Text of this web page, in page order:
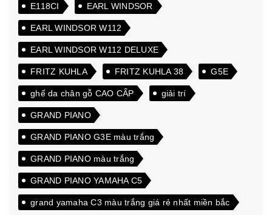
E118CI EARL WINDSOR
EARL WINDSOR W112
EARL WINDSOR W112 DELUXE
FRITZ KUHLA FRITZ KUHLA 38 G5E
ghế da chân gỗ CAO CẤP giải trí
GRAND PIANO
GRAND PIANO G3E màu trắng
GRAND PIANO màu trắng
GRAND PIANO YAMAHA C5
grand yamaha C3 màu trắng giá rẻ nhất miền bắc